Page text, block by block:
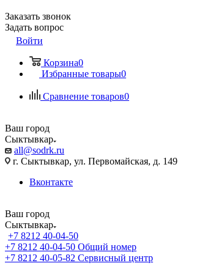
Заказать звонок
Задать вопрос
Войти
Корзина0
Избранные товары0
Сравнение товаров0
Ваш город
Сыктывкар
all@sodrk.ru
г. Сыктывкар, ул. Первомайская, д. 149
Вконтакте
Ваш город
Сыктывкар
+7 8212 40-04-50
+7 8212 40-04-50 Общий номер
+7 8212 40-05-82 Сервисный центр